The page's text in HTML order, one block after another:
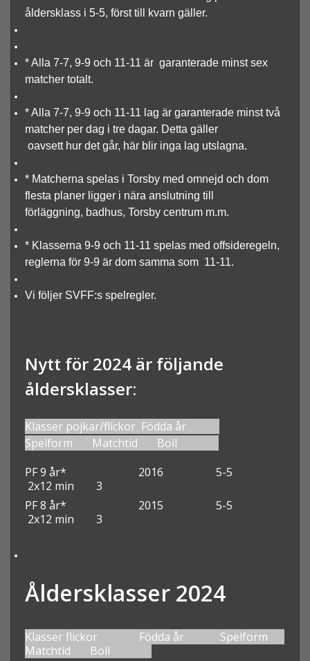
åldersklass i 5-5, först till kvarn gäller.
* Alla 7-7, 9-9 och 11-11 är garanterade minst sex
matcher totalt.
* Alla 7-7, 9-9 och 11-11 lag är garanterade minst två
matcher per dag i tre dagar. Detta gäller
oavsett hur det går, här blir inga lag utslagna.
* Matcherna spelas i Torsby med omnejd och dom
flesta planer ligger i nära anslutning till
förläggning, badhus, Torsby centrum m.m.
* Klasserna 9-9 och 11-11 spelas med offsideregeln,
reglerna för 9-9 är dom samma som 11-11.
Vi följer SVFF:s spelregler.
Nytt för 2024 är följande
åldersklasser:
Klasser pojkar/flickor Födda år
Spelform Matchtid Boll
PF 9 år* 2016 5-5
2x12 min 3
PF 8 år* 2015 5-5
2x12 min 3
Åldersklasser 2024
Klasser flickor Födda år Spelform
Matchtid Boll